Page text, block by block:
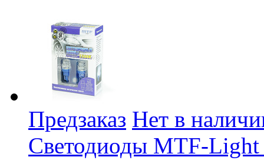
Предзаказ Нет в
Светодиоды MTF-